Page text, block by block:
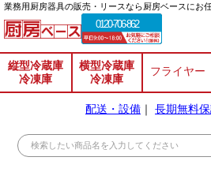
業務⽤厨房器具の販売・リースなら厨房ベースにお
0120-706-862
縦型冷蔵庫
冷凍庫
横型冷蔵庫
冷凍庫
フライヤー
配送・設備 ｜ 長期無料